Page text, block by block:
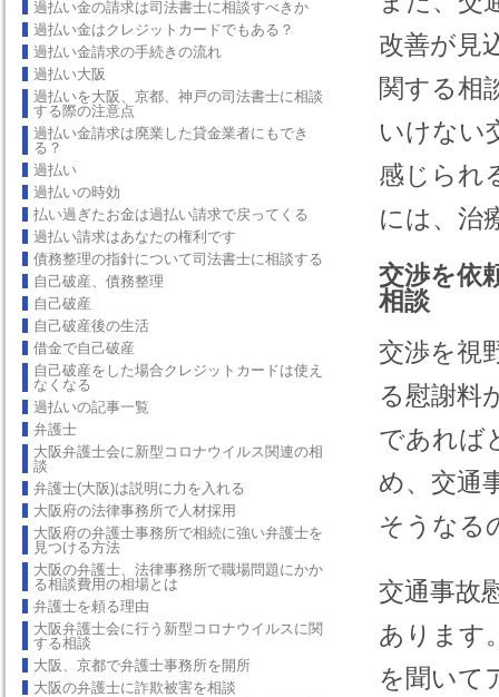
過払い金の請求は司法書士に相談すべきか
過払い金はクレジットカードでもある？
過払い金請求の手続きの流れ
過払い大阪
過払いを大阪、京都、神戸の司法書士に相談
する際の注意点
過払い金請求は廃業した貸金業者にもでき
る？
過払い
過払いの時効
払い過ぎたお金は過払い請求で戻ってくる
過払い請求はあなたの権利です
債務整理の指針について司法書士に相談する
自己破産、債務整理
自己破産
自己破産後の生活
借金で自己破産
自己破産をした場合クレジットカードは使え
なくなる
過払いの記事一覧
弁護士
大阪弁護士会に新型コロナウイルス関連の相
談
弁護士(大阪)は説明に力を入れる
大阪府の法律事務所で人材採用
大阪府の弁護士事務所で相続に強い弁護士を
見つける方法
大阪の弁護士、法律事務所で職場問題にかか
る相談費用の相場とは
弁護士を頼る理由
大阪弁護士会に行う新型コロナウイルスに関
する相談
大阪、京都で弁護士事務所を開所
大阪の弁護士に詐欺被害を相談
改善が見
関する相
いけない
感じられ
には、治
交渉を依
相談
交渉を視
る慰謝料
であれば
め、交通
そうなる
交通事故
あります
を聞いて